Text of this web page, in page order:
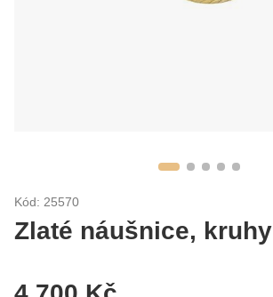
Kód: 25570
Zlaté náušnice, kruhy